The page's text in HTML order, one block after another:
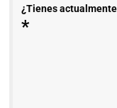
¿Tienes
*